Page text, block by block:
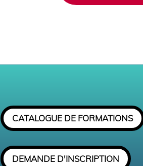
CATALOGUE DE FORMATIONS
DEMANDE D'INSCRIPTION